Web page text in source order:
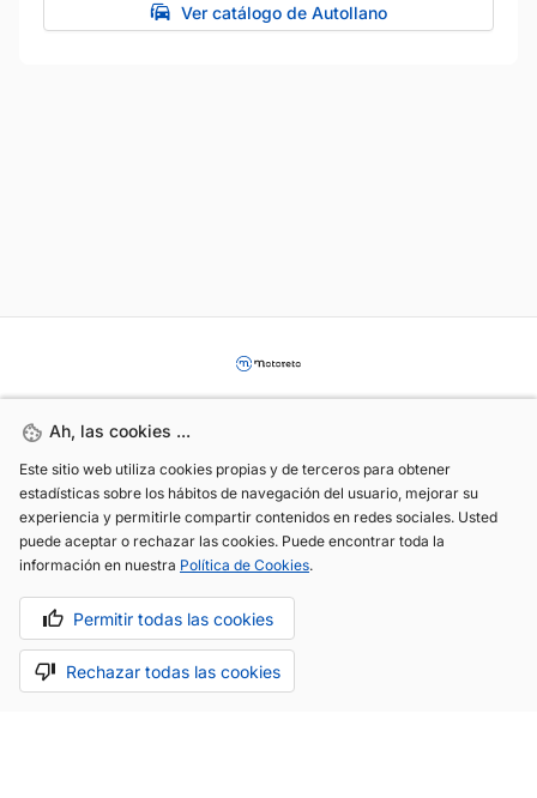
Ver catálogo de Autollano
Ah, las cookies ...
Este sitio web utiliza cookies propias y de terceros para obtener
estadísticas sobre los hábitos de navegación del usuario, mejorar su
experiencia y permitirle compartir contenidos en redes sociales. Usted
puede aceptar o rechazar las cookies. Puede encontrar toda la
información en nuestra Política de Cookies.
Permitir todas las cookies
Rechazar todas las cookies
Ah, las cookies ...
Este sitio web utiliza cookies propias y de terceros para obtener
estadísticas sobre los hábitos de navegación del usuario, mejorar su
experiencia y permitirle compartir contenidos en redes sociales. Usted
puede aceptar o rechazar las cookies. Puede encontrar toda la
información en nuestra Política de Cookies.
Permitir todas las cookies
Rechazar todas las cookies
(+34) 744 408 070
Aviso legal Política de cookies